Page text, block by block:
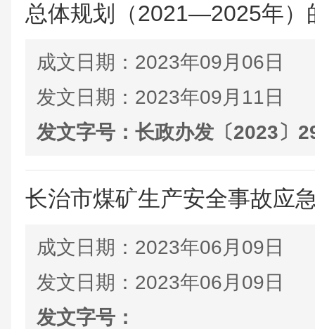
总体规划（2021—2025年）
成文日期： 2023年09月06日
发文日期： 2023年09月11日
发文字号： 长政办发〔2023〕
长治市煤矿生产安全事故应
成文日期： 2023年06月09日
发文日期： 2023年06月09日
发文字号：